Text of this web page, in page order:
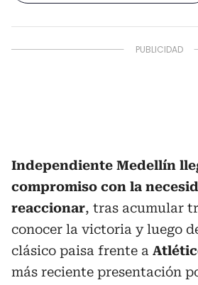
Independiente Medellín
compromiso con la
reaccionar, tras acumular
conocer la victoria y luego
clásico paisa frente a
más reciente presentación